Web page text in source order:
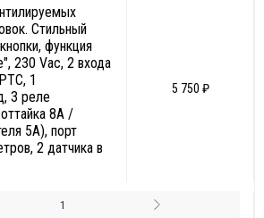
Стильный
функция
230 Vac, 2 входа
1
3 реле
8А /
5А), порт
2 датчика в
5 750 ₽